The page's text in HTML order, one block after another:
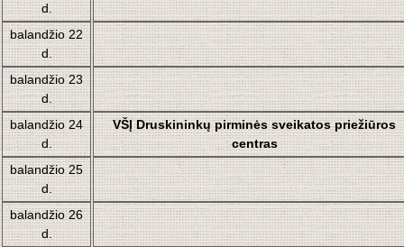
d.
balandžio 22
d.
balandžio 23
d.
balandžio 24
d.
VŠĮDruskininkų pirminės sveikatos priežiūros
centras
balandžio 25
d.
balandžio 26
d.